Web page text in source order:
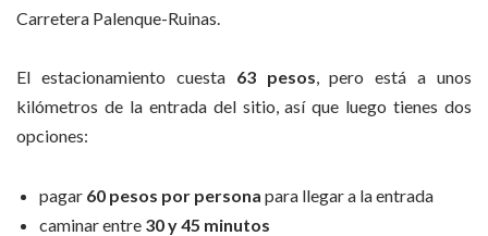
Carretera Palenque-Ruinas.
El estacionamiento cuesta 63 pesos, pero está a unos
kilómetros de la entrada del sitio, así que luego tienes dos
opciones:
pagar 60 pesos por persona para llegar a la entrada
caminar entre 30 y 45 minutos